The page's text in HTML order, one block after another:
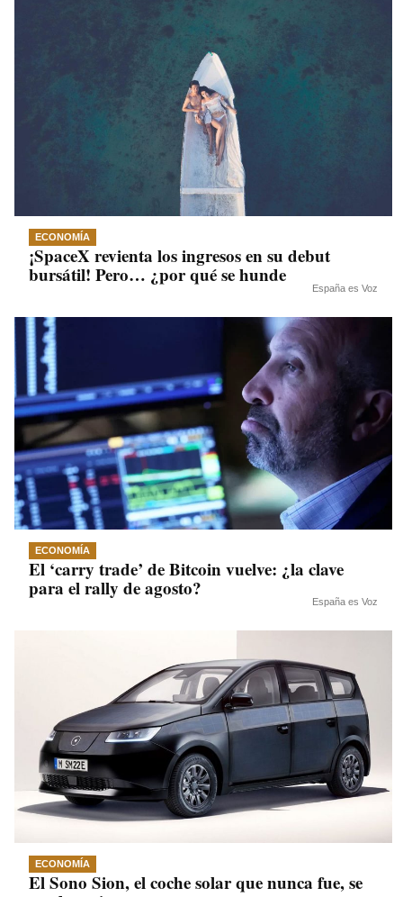
ECONOMÍA
¡SpaceX revienta los ingresos en su debut
bursátil! Pero… ¿por qué se hunde
España es Voz
ECONOMÍA
El ‘carry trade’ de Bitcoin vuelve: ¿la clave
para el rally de agosto?
España es Voz
ECONOMÍA
El Sono Sion, el coche solar que nunca fue, se